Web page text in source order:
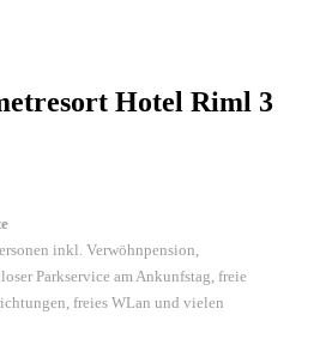
Hotel Riml 3
inkl. Verwöhnpension,
Parkservice am Ankunfstag, freie
freies WLan und vielen